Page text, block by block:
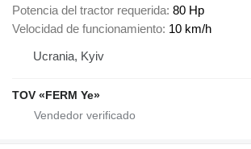
Potencia del tractor requerida 80 Hp
Velocidad de funcionamiento 10 km/h
Ucrania, Kyiv
TOV «FERM Ye»